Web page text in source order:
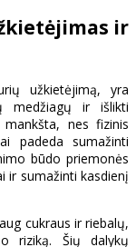
ir
užkietėjimą, yra
medžiagų ir išlikti
nes fizinis
padeda sumažinti
būdo priemonės
ir sumažinti kasdienį
cukraus ir riebalų,
riziką. Šių dalykų